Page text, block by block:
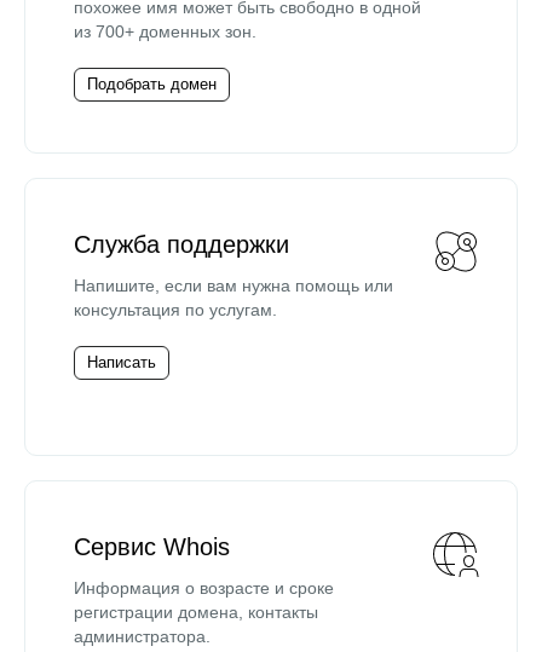
похожее имя может быть свободно в одной
из 700+ доменных зон.
Подобрать домен
Служба поддержки
Напишите, если вам нужна помощь или
консультация по услугам.
Написать
Сервис Whois
Информация о возрасте и сроке
регистрации домена, контакты
администратора.